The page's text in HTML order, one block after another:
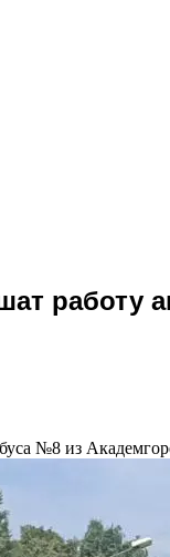
работу
№8 из